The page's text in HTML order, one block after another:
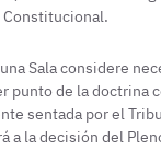
Constitucional.
Sala considere
punto de la doctrina
sentada por el
a la decisión del